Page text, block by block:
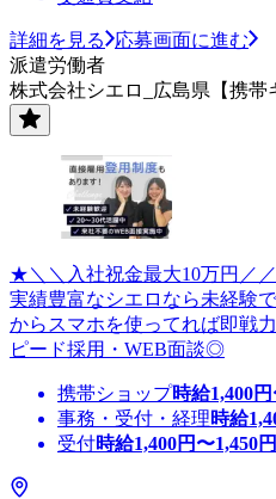
詳細を見る
応募画面に進む
派遣労働者
株式会社シエロ_広島県【携
★＼＼入社祝金最大10万円／
実績豊富なシエロなら未経験
からスマホを使ってれば即戦
ピード採用・WEB面談◎
携帯ショップ時給1,400
事務・受付・経理時給
受付時給1,400円〜1,450円